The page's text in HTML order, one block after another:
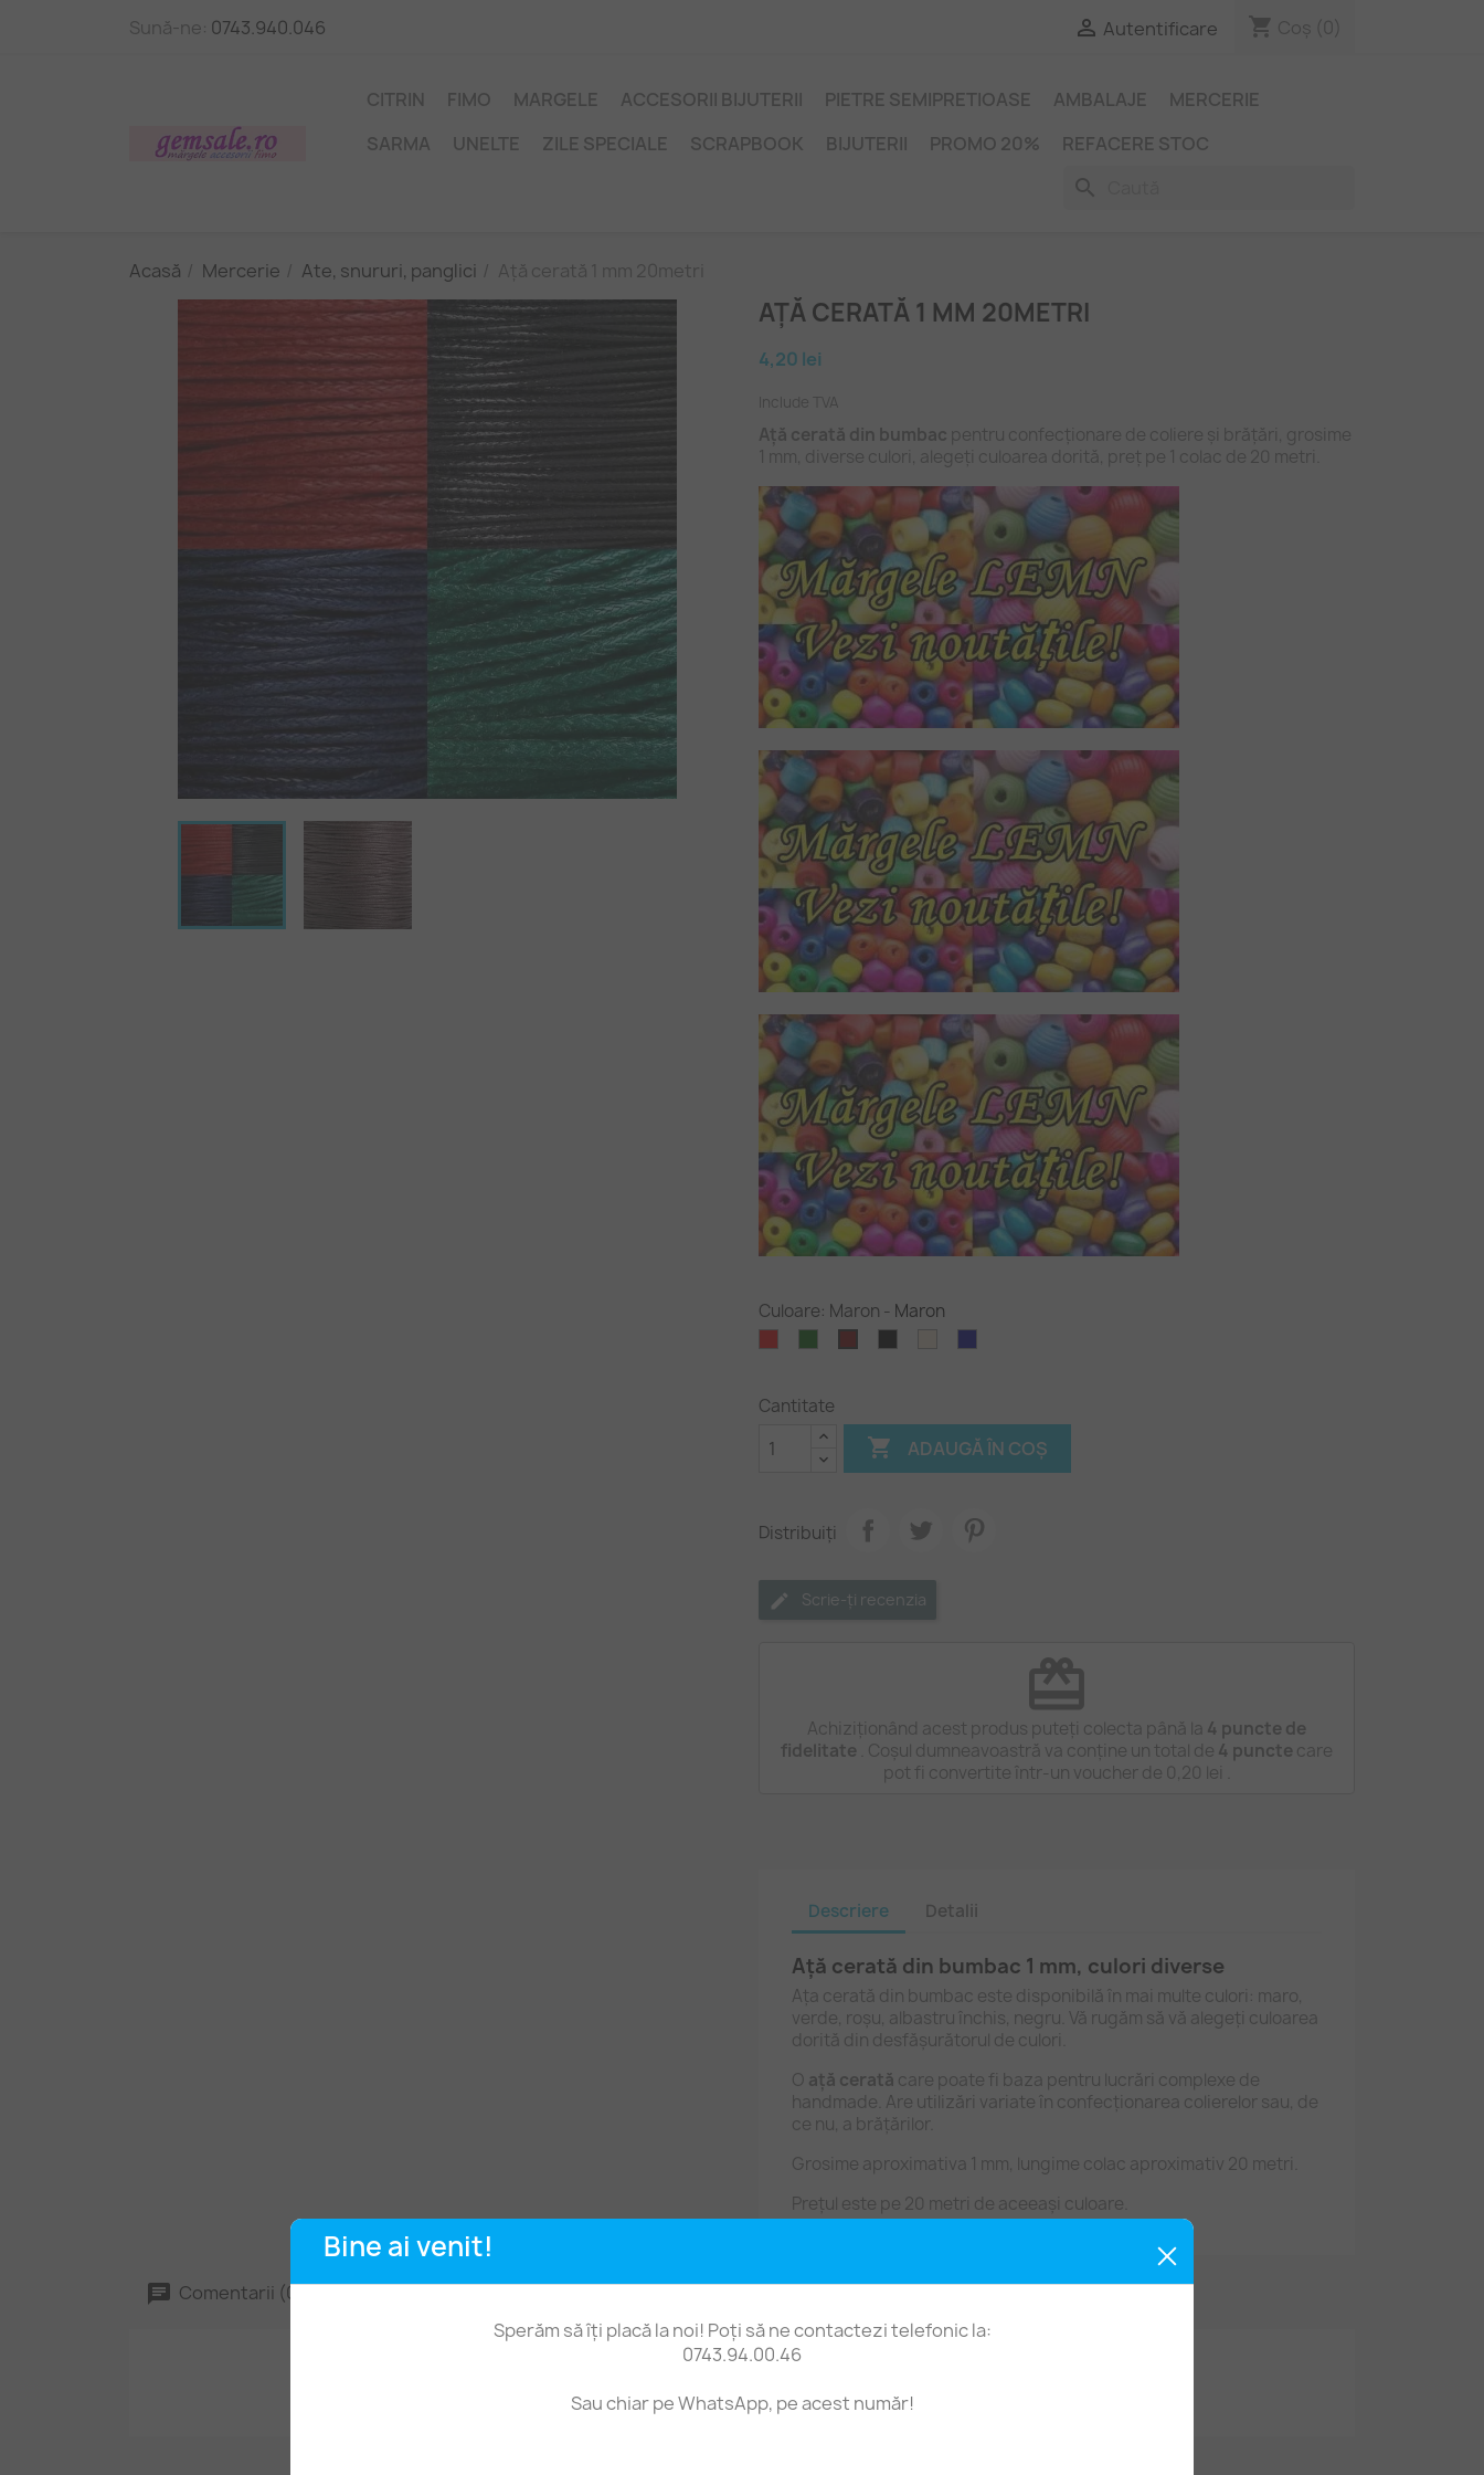
Bine ai venit!
Sperăm să îți placă la noi! Poți să ne contactezi telefonic la:
0743.94.00.46
Sau chiar pe WhatsApp, pe acest număr!
Sună-ne: 0743.940.046  Autentificare shopping_cart Coș (0)
CITRIN FIMO MARGELE ACCESORII BIJUTERII PIETRE SEMIPRETIOASE AMBALAJE
MERCERIE
SARMA
UNELTE ZILE SPECIALE SCRAPBOOK BIJUTERII PROMO 20% REFACERE STOC
search
Acasă Mercerie Ate, snururi, panglici Ață cerată 1 mm 20metri
AȚĂ CERATĂ 1 MM 20METRI
4,20 lei
Include TVA
Ață cerată din bumbac pentru confecționare de coliere și brățări, grosime
1 mm, diverse culori, alegeți culoarea dorită, preț pe 1 colac de 20 metri.
Culoare: Maron - Maron
Cantitate
 ADAUGĂ ÎN COȘ
Distribuiți
Scrie-ți recenzia
redeem
Achiziționând acest produs puteți colecta până la 4 puncte de
fidelitate . Coșul dumneavoastră va conține un total de 4 puncte care
pot fi convertite într-un voucher de 0,20 lei
Descriere Detalii
Ață cerată din bumbac 1 mm, culori diverse
Ața cerată din bumbac este disponibilă în mai multe culori: maro,
verde, roșu, albastru închis, negru. Vă rugăm să vă alegeți culoarea
dorită din desfășurătorul de culori.
O ață cerată care poate fi baza pentru lucrări complexe de
handmade. Are utilizări variate în confecționarea colierelor sau, de
ce nu, a brățărilor.
Grosime aproximativa 1 mm, lungime colac aproximativ 20 metri.
Prețul este pe 20 metri de aceeași culoare.
Comentarii (0)